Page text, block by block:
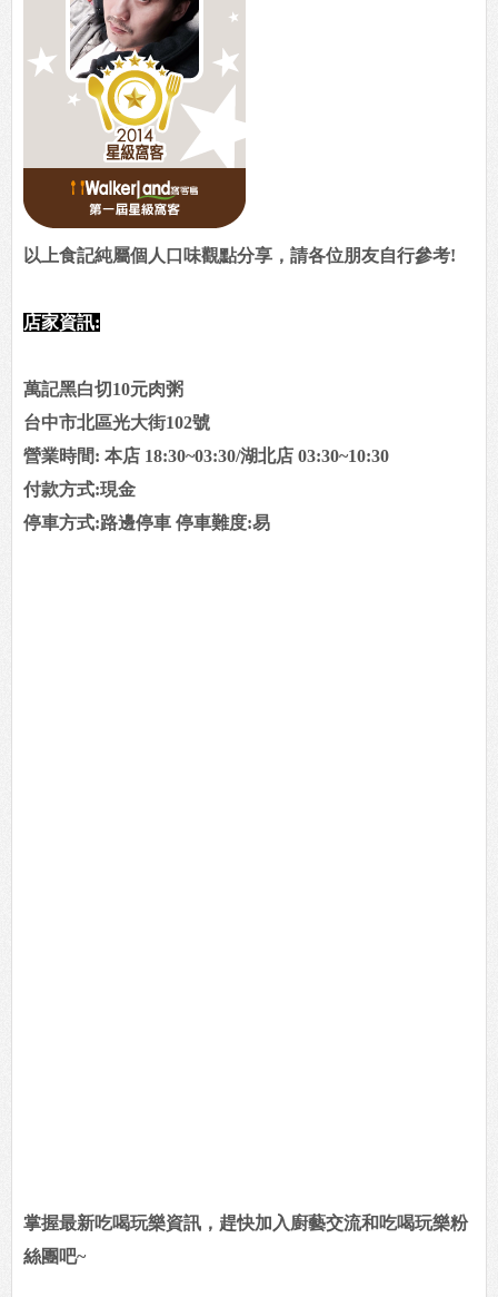
以上食記純屬個人口味觀點分享，請各位朋友自行參考!
店家資訊:
萬記黑白切10元肉粥
台中市北區光大街102號
營業時間: 本店 18:30~03:30/湖北店 03:30~10:30
付款方式:現金
停車方式:路邊停車 停車難度:易
掌握最新吃喝玩樂資訊，趕快加入廚藝交流和吃喝玩樂粉
絲團吧~